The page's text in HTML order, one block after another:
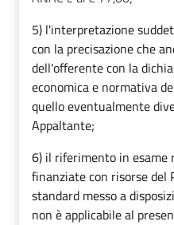
5) l'interpretazione
con la precisazione che
dell'offerente con la
economica e normativa
quello eventualmente
Appaltante;
6) il riferimento in esame
finanziate con risorse del
standard messo a
non è applicabile al